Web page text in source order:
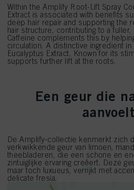
Within the Amplify Root-Lift Spray
Extract is associated with benefits
deep hair repair and supporting the
hair structure, contributing to a
Caffeine complements this by
circulation. A distinctive ingredient in
Eucalyptus Extract. Known for its
supports further lift at the roots.
Een geur die
aanvoelt
De Amplify‑collectie kenmerkt zich
verkwikkende geur van limoen,
theebladeren, die een schone en
zintuiglijke ervaring creëert. Deze
maar toch luxueus, verrijkt met
delicate fresia.